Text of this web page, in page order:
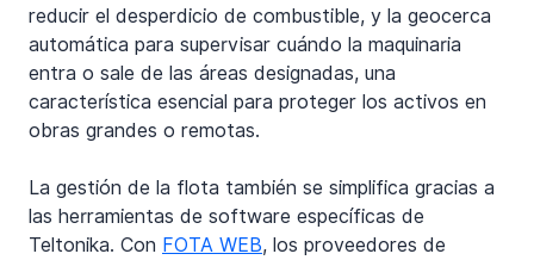
reducir el desperdicio de combustible, y la geocerca
automática para supervisar cuándo la maquinaria
entra o sale de las áreas designadas, una
característica esencial para proteger los activos en
obras grandes o remotas.
La gestión de la flota también se simplifica gracias a
las herramientas de software específicas de
Teltonika. Con FOTA WEB, los proveedores de